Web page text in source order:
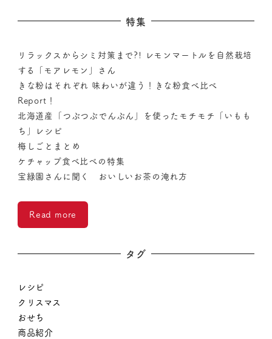
特集
リラックスからシミ対策まで?! レモンマートルを自然栽培
する「モアレモン」さん
きな粉はそれぞれ 味わいが違う！きな粉食べ比べ
Report！
北海道産「つぶつぶでんぷん」を使ったモチモチ「いもも
ち」レシピ
梅しごとまとめ
ケチャップ食べ比べの特集
宝緑園さんに聞く おいしいお茶の淹れ方
Read more
タグ
レシピ
クリスマス
おせち
商品紹介